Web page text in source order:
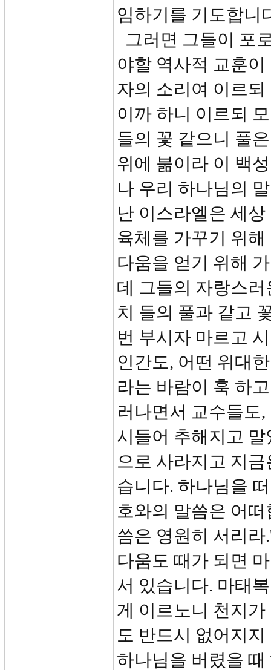
임하기를 기도합니
그러면 그들이 포
야할 역사적 교훈
자의 소리여 이르
이까 하니 이르되
들의 꽃 같으니 풀
위에 붊이라 이 백
나 우리 하나님의
난 이스라엘은 세
육체를 가꾸기 위
다움을 얻기 위해
데 그들의 자랑스
치 들의 풀과 같고
번 부시자 마르고
인간도, 어떤 위대
라는 바람이 훅 하
러나면서 교수들도
시들어 추해지고
으로 사라지고 지
습니다. 하나님을
호와의 말씀은 어
씀은 영원히 서리
다움도 때가 되면
서 있습니다. 마태
게 이르노니 천지
도 반드시 없어지
하나님을 버렸을